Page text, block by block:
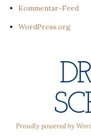
Kommentar-Feed
WordPress.org
Proudly powered by